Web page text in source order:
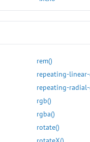
rem()
repeating-
repeating-
rgb()
rgba()
rotate()